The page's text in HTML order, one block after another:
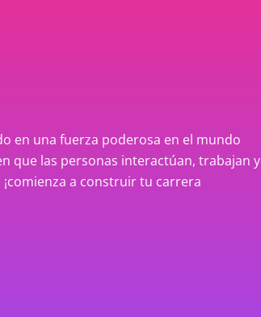
en una fuerza poderosa en el mundo
que las personas interactúan, trabajan y
a construir tu carrera